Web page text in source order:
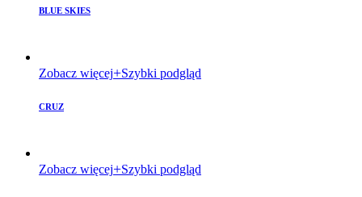
BLUE SKIES
Zobacz więcej Szybki podgląd
CRUZ
Zobacz więcej Szybki podgląd